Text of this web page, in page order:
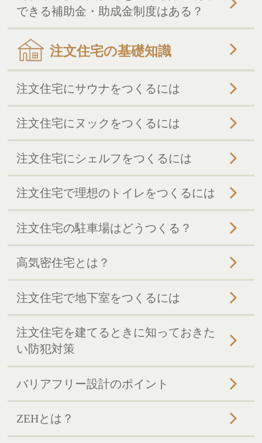
できる補助金・助成金制度はある？
注文住宅の基礎知識
注文住宅にサウナをつくるには
注文住宅にヌックをつくるには
注文住宅にシェルフをつくるには
注文住宅で理想のトイレをつくるには
注文住宅の駐車場はどうつくる？
高気密住宅とは？
注文住宅で地下室をつくるには
注文住宅を建てるときに知っておきた
い防犯対策
バリアフリー設計のポイント
ZEHとは？